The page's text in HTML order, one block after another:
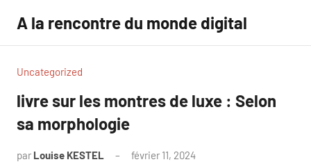
contenu
A la rencontre du monde digital
Uncategorized
livre sur les montres de luxe : Selon
sa morphologie
par Louise KESTEL février 11, 2024